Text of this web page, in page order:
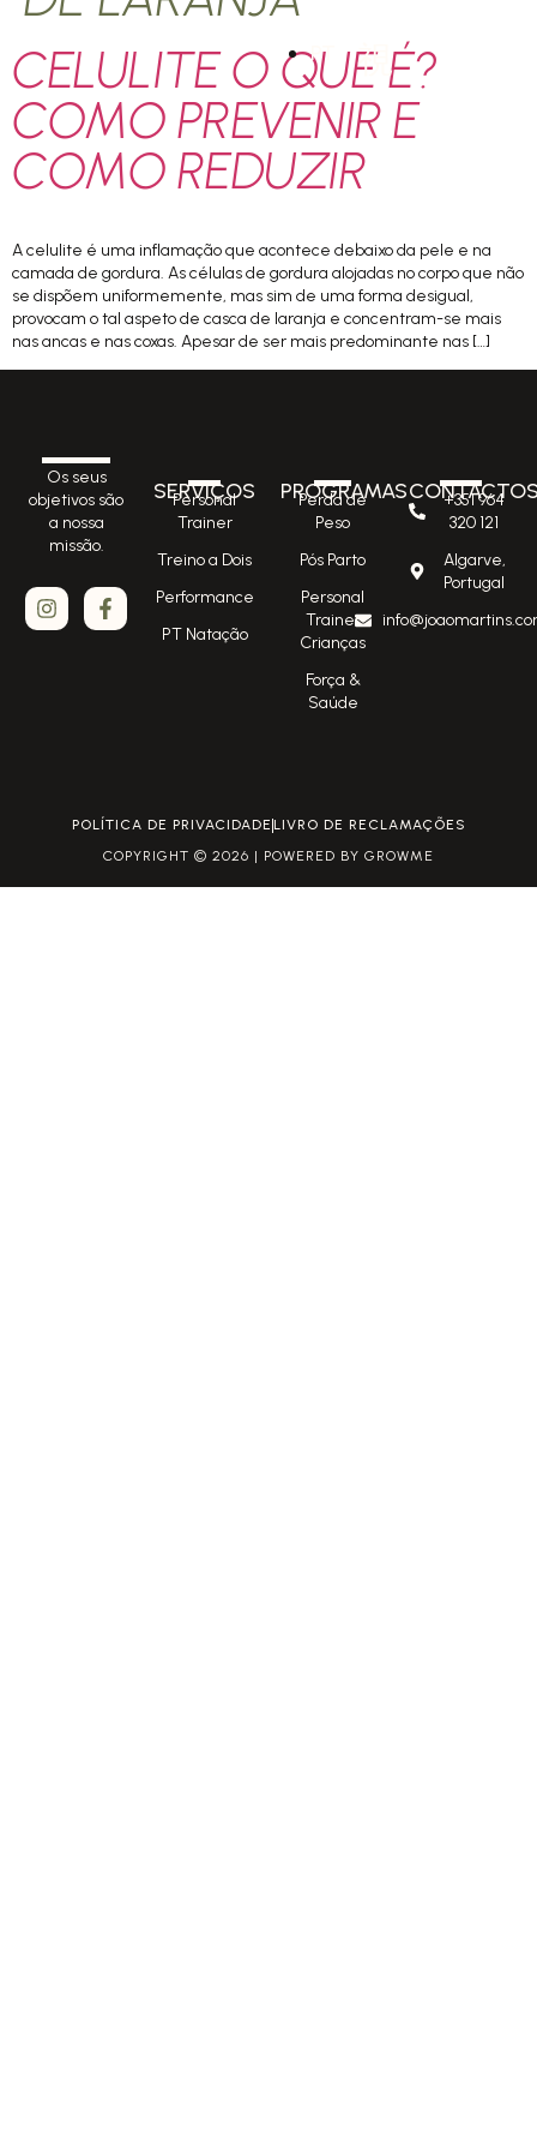
PT
CELULITE O QUE É?
COMO PREVENIR E
COMO REDUZIR
A celulite é uma inflamação que acontece debaixo da pele e na
camada de gordura. As células de gordura alojadas no corpo que não
se dispõem uniformemente, mas sim de uma forma desigual,
provocam o tal aspeto de casca de laranja e concentram-se mais
nas ancas e nas coxas. Apesar de ser mais predominante nas […]
Os seus
objetivos são
a nossa
missão.
SERVIÇOS
Personal
Trainer
Treino a Dois
Performance
PT Natação
PROGRAMAS
Perda de
Peso
Pós Parto
Personal
Trainer
Crianças
Força &
Saúde
+351 964
320 121
Algarve,
Portugal
POLÍTICA DE PRIVACIDADE LIVRO DE RECLAMAÇÕES
COPYRIGHT © 2026 | POWERED BY GROWME